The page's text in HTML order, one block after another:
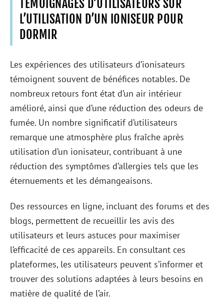
TÉMOIGNAGES D’UTILISATEURS SUR
L’UTILISATION D’UN IONISEUR POUR
DORMIR
Les expériences des utilisateurs d’ionisateurs
témoignent souvent de bénéfices notables. De
nombreux retours font état d’un air intérieur
amélioré, ainsi que d’une réduction des odeurs de
fumée. Un nombre significatif d’utilisateurs
remarque une atmosphère plus fraîche après
utilisation d’un ionisateur, contribuant à une
réduction des symptômes d’allergies tels que les
éternuements et les démangeaisons.
Des ressources en ligne, incluant des forums et des
blogs, permettent de recueillir les avis des
utilisateurs et leurs astuces pour maximiser
l’efficacité de ces appareils. En consultant ces
plateformes, les utilisateurs peuvent s’informer et
trouver des solutions adaptées à leurs besoins en
matière de qualité de l’air.